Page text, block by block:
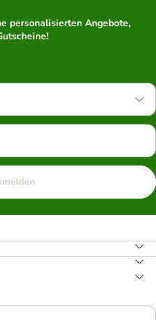
personalisierten Angebote,